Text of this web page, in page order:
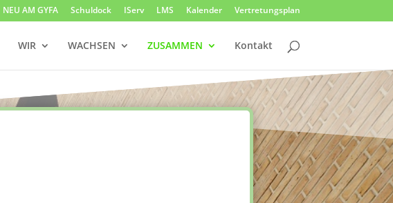
NEU AM GYFA Schuldock IServ LMS Kalender Vertretungsplan
WIR WACHSEN ZUSAMMEN Kontakt